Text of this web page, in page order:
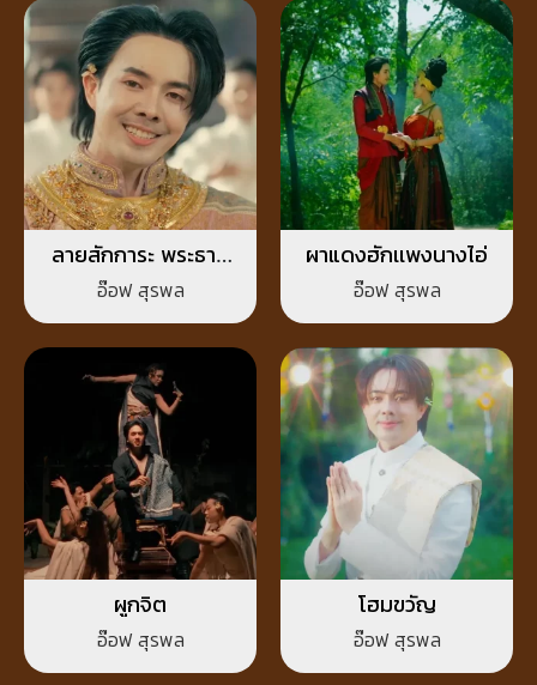
ลายสักการะ พระธาตุ
อินทร์แปลง
อ๊อฟ สุรพล
ผาแดงฮักเเพงนางไอ่
อ๊อฟ สุรพล
ผูกจิต
อ๊อฟ สุรพล
โฮมขวัญ
อ๊อฟ สุรพล